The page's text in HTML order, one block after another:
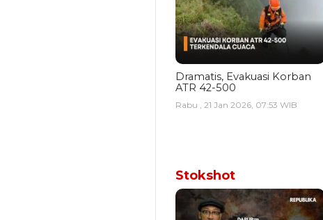
Dramatis, Evakuasi Korban
ATR 42-500
Rabu , 21 Jan 2026, 07:53 WIB
Stokshot